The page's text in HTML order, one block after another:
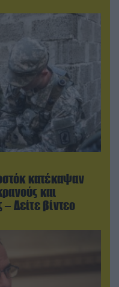
κατέκαψαν
και
Δείτε βίντεο